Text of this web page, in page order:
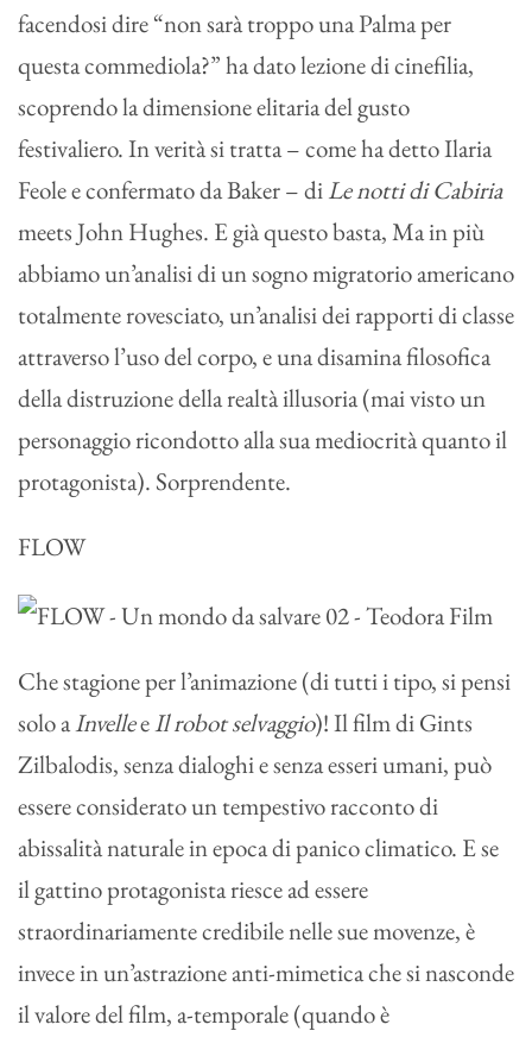
facendosi dire “non sarà troppo una Palma per
questa commediola?” ha dato lezione di cinefilia,
scoprendo la dimensione elitaria del gusto
festivaliero. In verità si tratta – come ha detto Ilaria
Feole e confermato da Baker – diLe notti di Cabiria
meets John Hughes. E già questo basta, Ma in più
abbiamo un’analisi di un sogno migratorio americano
totalmente rovesciato, un’analisi dei rapporti di classe
attraverso l’uso del corpo, e una disamina filosofica
della distruzione della realtà illusoria (mai visto un
personaggio ricondotto alla sua mediocrità quanto il
protagonista). Sorprendente.
FLOW
Che stagione per l’animazione (di tutti i tipo, si pensi
solo aInvelleeIl robot selvaggio)! Il film di Gints
Zilbalodis, senza dialoghi e senza esseri umani, può
essere considerato un tempestivo racconto di
abissalità naturale in epoca di panico climatico. E se
il gattino protagonista riesce ad essere
straordinariamente credibile nelle sue movenze, è
invece in un’astrazione anti-mimetica che si nasconde
il valore del film, a-temporale (quando è